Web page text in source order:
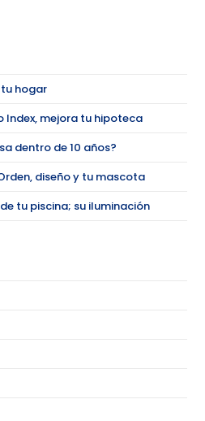
hogar
Index, mejora tu hipoteca
dentro de 10 años?
diseño y tu mascota
tu piscina; su iluminación